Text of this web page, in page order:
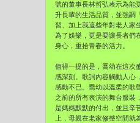
號的董事長林哲弘表示為能
升長輩的生活品質，並強調
習、加上我這些年對老人家
為了娛樂，更是要讓長者們
身心，重拾青春的活力。
值得一提的是，喬幼在這次
感深刻。歌詞內容觸動人心
感動不已。喬幼以溫柔的歌
之前的所有表演的舞台服裝
是媽媽默默的付出，並且辛
上，母親在老家修整空間